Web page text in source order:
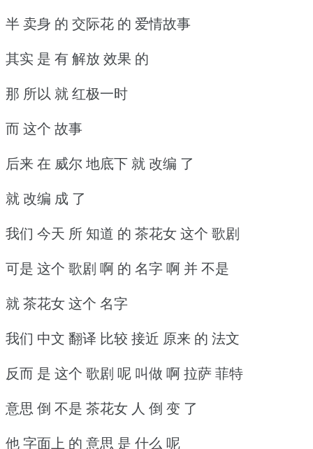
半 卖身 的 交际花 的 爱情故事
其实 是 有 解放 效果 的
那 所以 就 红极一时
而 这个 故事
后来 在 威尔 地底下 就 改编 了
就 改编 成 了
我们 今天 所 知道 的 茶花女 这个 歌剧
可是 这个 歌剧 啊 的 名字 啊 并 不是
就 茶花女 这个 名字
我们 中文 翻译 比较 接近 原来 的 法文
反而 是 这个 歌剧 呢 叫做 啊 拉萨 菲特
意思 倒 不是 茶花女 人 倒 变 了
他 字面上 的 意思 是 什么 呢